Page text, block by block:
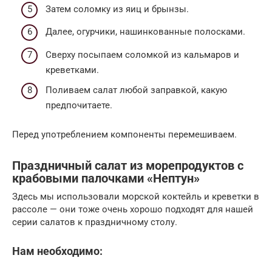
Затем соломку из яиц и брынзы.
Далее, огурчики, нашинкованные полосками.
Сверху посыпаем соломкой из кальмаров и
креветками.
Поливаем салат любой заправкой, какую
предпочитаете.
Перед употреблением компоненты перемешиваем.
Праздничный салат из морепродуктов с
крабовыми палочками «Нептун»
Здесь мы использовали морской коктейль и креветки в
рассоле — они тоже очень хорошо подходят для нашей
серии салатов к праздничному столу.
Нам необходимо: